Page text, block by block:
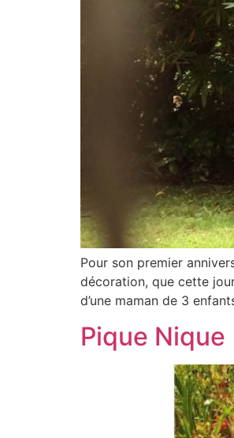
Pour son premier
décoration, que cette
d’une maman de 3
Pique Nique